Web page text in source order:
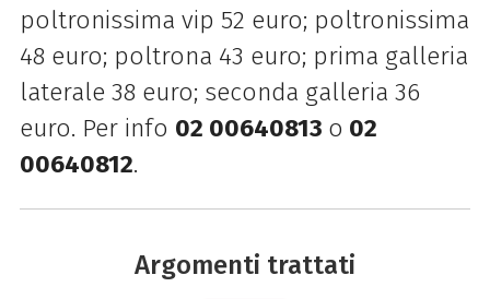
poltronissima vip 52 euro; poltronissima
48 euro; poltrona 43 euro; prima galleria
laterale 38 euro; seconda galleria 36
euro. Per info 02 00640813 o 02
00640812.
Argomenti trattati